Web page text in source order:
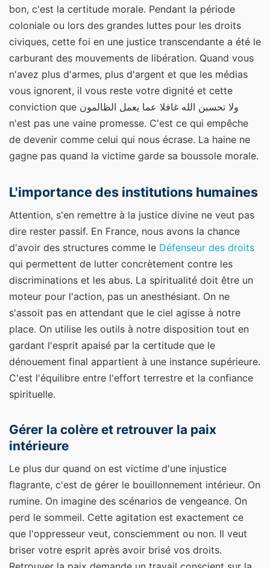
bon, c'est la certitude morale. Pendant la période
coloniale ou lors des grandes luttes pour les droits
civiques, cette foi en une justice transcendante a été le
carburant des mouvements de libération. Quand vous
n'avez plus d'armes, plus d'argent et que les médias
vous ignorent, il vous reste votre dignité et cette
conviction que ولا تحسبن الله غافلا عما يعمل الظالمون
n'est pas une vaine promesse. C'est ce qui empêche
de devenir comme celui qui nous écrase. La haine ne
gagne pas quand la victime garde sa boussole morale.
L'importance des institutions humaines
Attention, s'en remettre à la justice divine ne veut pas
dire rester passif. En France, nous avons la chance
d'avoir des structures comme le Défenseur des droits
qui permettent de lutter concrètement contre les
discriminations et les abus. La spiritualité doit être un
moteur pour l'action, pas un anesthésiant. On ne
s'assoit pas en attendant que le ciel agisse à notre
place. On utilise les outils à notre disposition tout en
gardant l'esprit apaisé par la certitude que le
dénouement final appartient à une instance supérieure.
C'est l'équilibre entre l'effort terrestre et la confiance
spirituelle.
Gérer la colère et retrouver la paix
intérieure
Le plus dur quand on est victime d'une injustice
flagrante, c'est de gérer le bouillonnement intérieur. On
rumine. On imagine des scénarios de vengeance. On
perd le sommeil. Cette agitation est exactement ce
que l'oppresseur veut, consciemment ou non. Il veut
briser votre esprit après avoir brisé vos droits.